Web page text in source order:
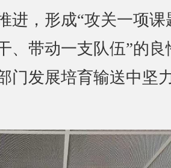
进，形成“攻关一项课
、带动一支队伍”的良
门发展培育输送中坚